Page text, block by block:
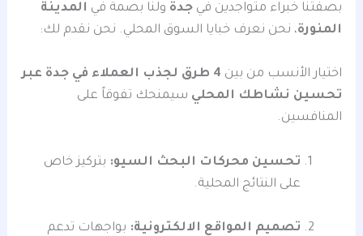
بصفتنا خبراء متواجدين فيجدة ولنا بصمة في المدينة
المنورة، نحن نعرف خبايا السوق المحلي. نحن نقدم لك:
اختيار الأنسب من بين
4 طرق لجذب العملاء في جدة عبر
تحسين نشاطك المحلي سيمنحك تفوقاً على
المنافسين.
تحسين محركات البحث السيو: بتركيز خاص
على النتائج المحلية.
تصميم المواقع الالكترونية: بواجهات تدعم